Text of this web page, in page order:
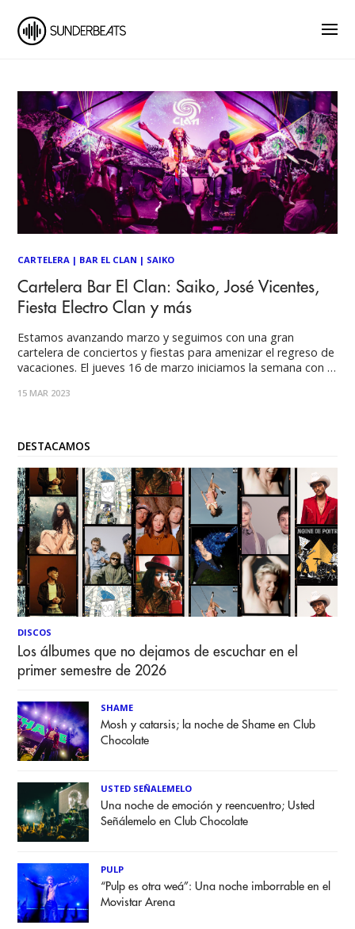
CARTELERA | BAR EL CLAN | SAIKO
Cartelera Bar El Clan: Saiko, José Vicentes,
Fiesta Electro Clan y más
Estamos avanzando marzo y seguimos con una gran
cartelera de conciertos y fiestas para amenizar el regreso de
vacaciones. El jueves 16 de marzo iniciamos la semana con el
presentando un adelanto de su próximo disco "Inventar",
15 MAR 2023
DESTACAMOS
DISCOS
Los álbumes que no dejamos de escuchar en el
primer semestre de 2026
SHAME
Mosh y catarsis; la noche de Shame en Club
Chocolate
USTED SEÑALEMELO
Una noche de emoción y reencuentro; Usted
Señálemelo en Club Chocolate
PULP
“Pulp es otra weá”: Una noche imborrable en el
Movistar Arena